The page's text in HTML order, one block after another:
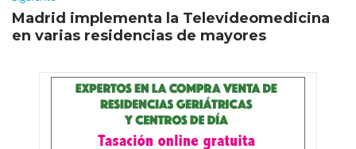
Madrid implementa la Televideomedicina
en varias residencias de mayores